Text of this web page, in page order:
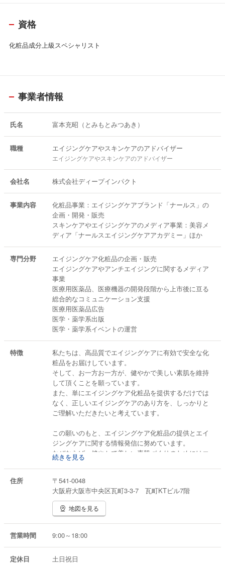
KOLドクターの的確な人選と良好な関係作りのコツ（共著）
「2025年最新 体験で実証！1万円前後～できる美容医療」（Amazon K
資格
化粧品成分上級スペシャリスト
事業者情報
氏名 富本充昭（とみもとみつあき）
職種 エイジングケアやスキンケアのアドバイザー
エイジングケアやスキンケアのアドバイザー
会社名 株式会社ディープインパクト
事業内容
化粧品事業：エイジングケアブランド「ナールス」の
企画・開発・販売
スキンケアやエイジングケアのメディア事業：美容メ
ディア「ナールスエイジングケアアカデミー」ほか
専門分野
エイジングケア化粧品の企画・販売
エイジングケアやアンチエイジングに関するメディア
事業
医療用医薬品、医療機器の開発段階から上市後に亘る
総合的なコミュニケーション支援
医療用医薬品広告
医学・薬学系出版
医学・薬学系イベントの運営
特徴
私たちは、高品質でエイジングケアに有効で安全な化
粧品をお届けしています。
そして、お一方お一方が、健やかで美しい素肌を維持
して頂くことを願っています。
また、単にエイジングケア化粧品を提供するだけでは
なく、正しいエイジングケアのあり方を、しっかりと
ご理解いただきたいと考えています。
この願いのもと、エイジングケア化粧品の提供とエイ
ジングケアに関する情報発信に努めています。
なぜならば、健やかで美しい素肌づくりのためにはエ
イジングケア化粧品を正しく選んで正しく使うことに
が不可欠だからです。
ナールスブランドのエイジングケア化粧品と良い生活
習慣で皆様が、美肌と健康を維持していただければ幸
いです。
続きを見る
住所
〒541-0048
大阪府大阪市中央区瓦町3-3-7 瓦町KTビル7階
地図を見る
営業時間 9:00～18:00
定休日 土日祝日